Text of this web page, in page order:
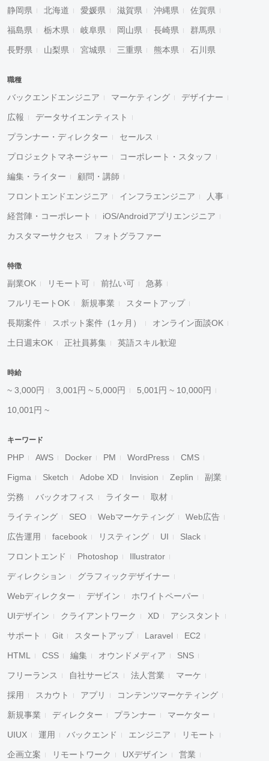
静岡県 北海道 愛媛県 滋賀県 沖縄県 佐賀県
福島県 栃木県 岐阜県 岡山県 長崎県 群馬県
長野県 山梨県 宮城県 三重県 熊本県 石川県
職種
バックエンドエンジニア マーケティング デザイナー
広報 データサイエンティスト
プランナー・ディレクター セールス
プロジェクトマネージャー コーポレート・スタッフ
編集・ライター 顧問・講師
フロントエンドエンジニア インフラエンジニア 人事
経営陣・コーポレート iOS/Androidアプリエンジニア
カスタマーサクセス フォトグラファー
特徴
副業OK リモート可 前払い可 急募
フルリモートOK 新規事業 スタートアップ
長期案件 スポット案件（1ヶ月） オンライン面談OK
土日週末OK 正社員募集 英語スキル歓迎
時給
~ 3,000円 3,001円 ~ 5,000円 5,001円 ~ 10,000円
10,001円 ~
キーワード
PHP AWS Docker PM WordPress CMS
Figma Sketch Adobe XD Invision Zeplin 副業
労務 バックオフィス ライター 取材
ライティング SEO Webマーケティング Web広告
広告運用 facebook リスティング UI Slack
フロントエンド Photoshop Illustrator
ディレクション グラフィックデザイナー
Webディレクター デザイン ホワイトペーパー
UIデザイン クライアントワーク XD アシスタント
サポート Git スタートアップ Laravel EC2
HTML CSS 編集 オウンドメディア SNS
フリーランス 自社サービス 法人営業 マーケ
採用 スカウト アプリ コンテンツマーケティング
新規事業 ディレクター プランナー マーケター
UIUX 運用 バックエンド エンジニア リモート
企画立案 リモートワーク UXデザイン 営業